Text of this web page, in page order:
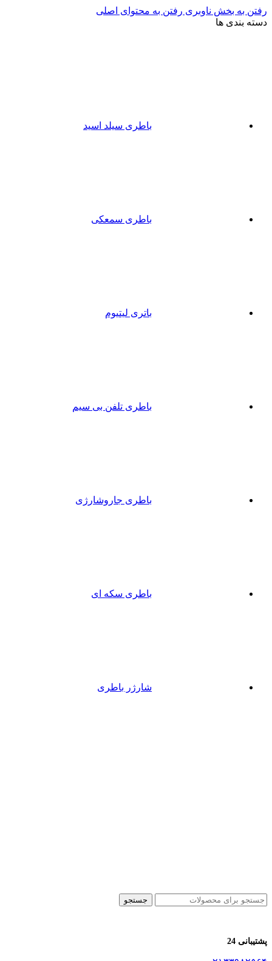
رفتن به بخش ناوبری رفتن به محتوای اصلی
دسته بندی ها
باطری سیلد اسید
باطری سمعکی
باتری لیتیوم
باطری تلفن بی سیم
باطری جاروشارژی
باطری سکه ای
شارژر باطری
جستجو
پشتیبانی 24